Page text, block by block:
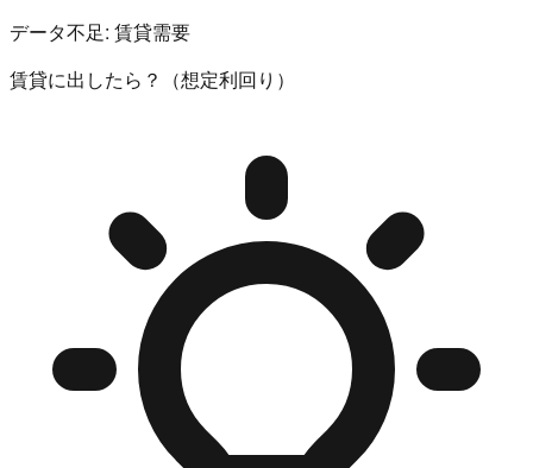
データ不足: 賃貸需要
賃貸に出したら？（想定利回り）